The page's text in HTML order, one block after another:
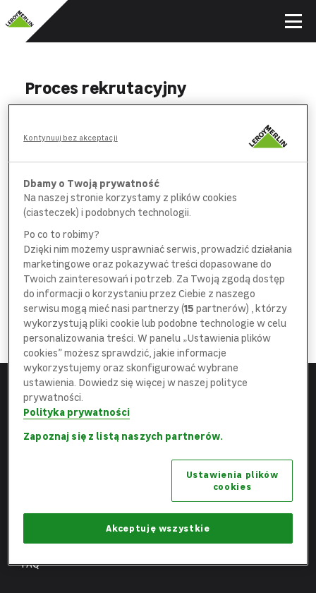
Proces rekrutacyjny
ankietę na wybranych stanowiskach
POROZMAWIAJ
z pracownikiem działu rekrutacji
SPOTKAJ SIĘ
z bezpośrednimprzełożonym
DOŁĄCZ
do najlepszej Ekipy
Menu
Strona główna
Fachowcy
FAQ
leroymerlin.pl
Fundacja Leroy Merlin
Biuro prasowe
Ochrona danych osobowych
Dbamy o Twoją prywatność
Na naszej stronie korzystamy z plików cookies
(ciasteczek) i podobnych technologii.
Po co to robimy?
Dzięki nim możemy usprawniać serwis, prowadzić działania
marketingowe oraz pokazywać treści dopasowane do
Twoich zainteresowań i potrzeb. Za Twoją zgodą dostęp
do informacji o korzystaniu przez Ciebie z naszego
serwisu mogą mieć nasi partnerzy (15 partnerów) , którzy
wykorzystują pliki cookie lub podobne technologie w celu
personalizowania treści. W panelu „Ustawienia plików
cookies” możesz sprawdzić, jakie informacje
wykorzystujemy oraz skonfigurować wybrane
ustawienia. Dowiedz się więcej w naszej polityce
prywatności.
Polityka prywatności
Zapoznaj się z listą naszych partnerów.
Ustawienia plików
cookies
Akceptuję wszystkie
Kontynuuj bez akceptacji